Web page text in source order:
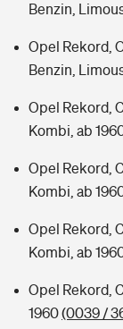
Benzin,
Opel Rekord,
Benzin,
Opel Rekord,
Kombi, ab
Opel Rekord,
Kombi, ab
Opel Rekord,
Kombi, ab
Opel Rekord,
1960(0039 /